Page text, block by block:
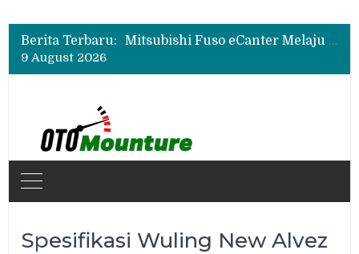
Berita Terbaru:
Mitsubishi Fuso Dorong Armada Minim Downtime lewat VIP Fleet Training 2026
Mitsubishi Fuso eCanter Melaju di Bisnis Logistik, Fastana Jadi Pengguna Baru
Mitsubishi Fuso Dorong Armada Minim Downtime lewat VIP Fleet Training 2026
9 August 2026
Spesifikasi Wuling New Alvez